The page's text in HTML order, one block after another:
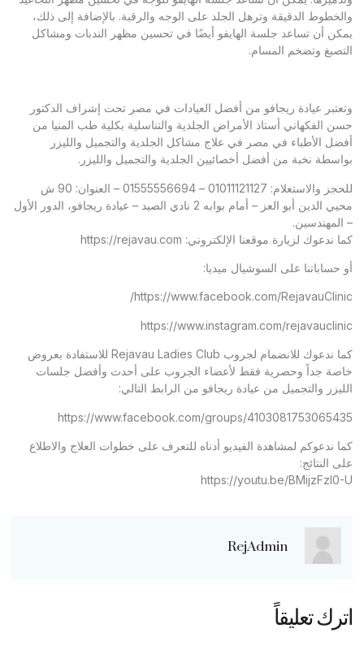
والخطوط الدقيقة وترهل الجلد على الوجه والرقبة. بالإضافة إلى ذلك،
يمكن أن تساعد جلسة الهايفو أيضًا في تحسين مظهر الندبات ومشاكل
التصبغ وتضخم المسام.
وتعتبر عيادة ريجافو من أفضل العيادات في مصر تحت إشراف الدكتور
حسن الفكهاني أستاذ الأمراض الجلدية والتناسلية بكلية طب المنيا من
أفضل الأطباء في مصر في علاج مشاكل الجلدية والتجميل والليزر
بواسطة نخبة من أفضل أخصائيين الجلدية والتجميل والليزر.
للحجز والاستعلام: 01011121127 – 01555556694 – العنوان: 90 ش
محيي الدين أبو العز – أمام بوابه 2 نادي الصيد – عيادة ريجافو، الدور الأول
– المهندسين.
كما ندعوك لزيارة موقعنا الإلكتروني: https://rejavau.com
أو حساباتنا على السوشيال ميديا:
https://www.facebook.com/RejavauClinic/
https://www.instagram.com/rejavauclinic
كما ندعوك للانضمام لجروب Rejavau Ladies Club للاستفادة بعروض
خاصة جداً وحصرية فقط لأعضاء الجروب على أحدث وأفضل جلسات
الليزر والتجميل من عيادة ريجافو من الرابط التالي:
https://www.facebook.com/groups/4103081753065435
كما ندعوكم لمشاهدة الفيديو أدناه للتعرف على خطوات العلاج والاطلاع
على النتائج:
https://youtu.be/BMijzFzl0-U
RejAdmin
اترك تعليقاً